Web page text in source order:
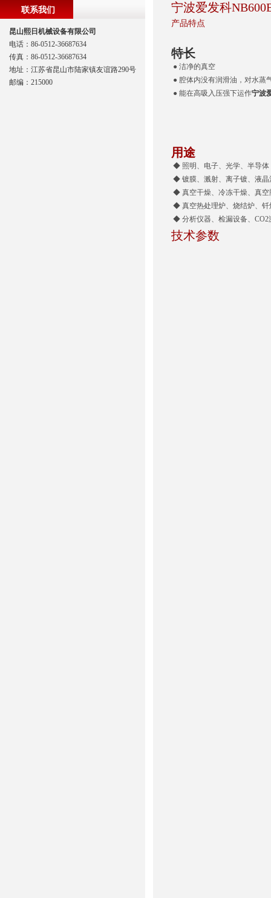
宁波爱发科
产品特点
特长
● 洁净的真空
● 腔体内没有润滑油，对水蒸
● 能在高吸入压强下运作宁波
用途
◆ 照明、电子、光学、半导体
◆ 镀膜、溅射、离子镀、液晶
◆ 真空干燥、冷冻干燥、真空
◆ 真空热处理炉、烧结炉、钎
◆ 分析仪器、检漏设备、CO2
技术参数
联系我们
昆山熙日机械设备有限公司
电话：86-0512-36687634
传真：86-0512-36687634
地址：江苏省昆山市陆家镇友谊路290号
邮编：215000